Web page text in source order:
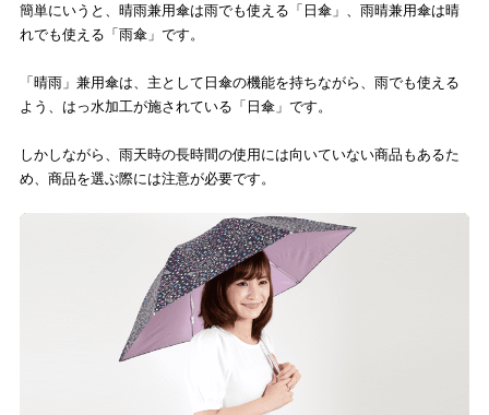
簡単にいうと、晴雨兼用傘は雨でも使える「日傘」、雨晴兼用傘は晴
れでも使える「雨傘」です。
「晴雨」兼用傘は、主として日傘の機能を持ちながら、雨でも使える
よう、はっ水加工が施されている「日傘」です。
しかしながら、雨天時の長時間の使用には向いていない商品もあるた
め、商品を選ぶ際には注意が必要です。